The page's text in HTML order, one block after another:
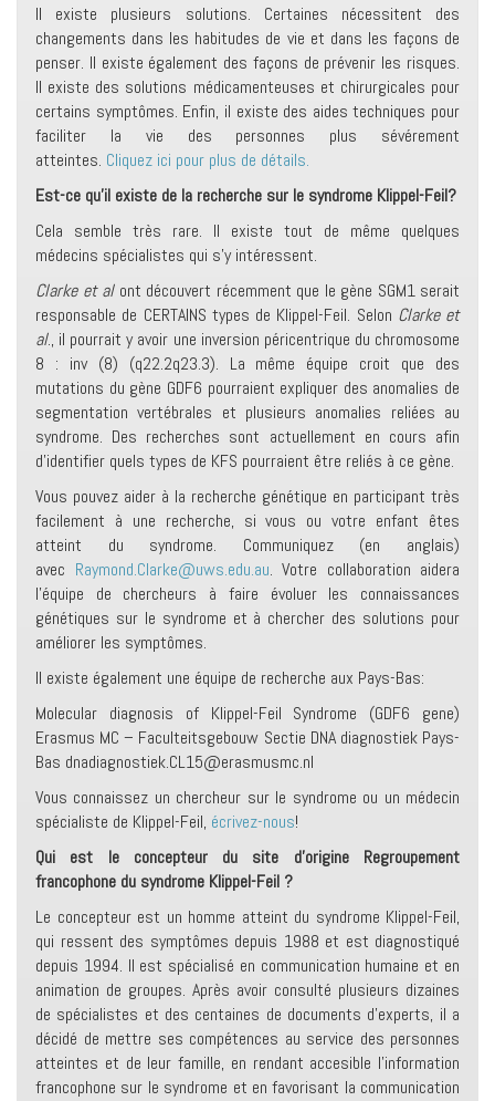
Il existe plusieurs solutions. Certaines nécessitent des
changements dans les habitudes de vie et dans les façons de
penser. Il existe également des façons de prévenir les risques.
Il existe des solutions médicamenteuses et chirurgicales pour
certains symptômes. Enfin, il existe des aides techniques pour
faciliter la vie des personnes plus sévérement
atteintes. Cliquez ici pour plus de détails.
Est-ce qu’il existe de la recherche sur le syndrome Klippel-Feil?
Cela semble très rare. Il existe tout de même quelques
médecins spécialistes qui s’y intéressent.
Clarke et alont découvert récemment que le gène SGM1 serait
responsable de CERTAINS types de Klippel-Feil. Selon Clarke et
al., il pourrait y avoir une inversion péricentrique du chromosome
8 : inv (8) (q22.2q23.3). La même équipe croit que des
mutations du gène GDF6 pourraient expliquer des anomalies de
segmentation vertébrales et plusieurs anomalies reliées au
syndrome. Des recherches sont actuellement en cours afin
d’identifier quels types de KFS pourraient être reliés à ce gène.
Vous pouvez aider à la recherche génétique en participant très
facilement à une recherche, si vous ou votre enfant êtes
atteint du syndrome. Communiquez (en anglais)
avec Raymond.Clarke@uws.edu.au. Votre collaboration aidera
l’équipe de chercheurs à faire évoluer les connaissances
génétiques sur le syndrome et à chercher des solutions pour
améliorer les symptômes.
Il existe également une équipe de recherche aux Pays-Bas:
Molecular diagnosis of Klippel-Feil Syndrome (GDF6 gene)
Erasmus MC – Faculteitsgebouw Sectie DNA diagnostiek Pays-
Bas dnadiagnostiek.CL15@erasmusmc.nl
Vous connaissez un chercheur sur le syndrome ou un médecin
spécialiste de Klippel-Feil, écrivez-nous!
Qui est le concepteur du site d’origine Regroupement
francophone du syndrome Klippel-Feil ?
Le concepteur est un homme atteint du syndrome Klippel-Feil,
qui ressent des symptômes depuis 1988 et est diagnostiqué
depuis 1994. Il est spécialisé en communication humaine et en
animation de groupes. Après avoir consulté plusieurs dizaines
de spécialistes et des centaines de documents d’experts, il a
décidé de mettre ses compétences au service des personnes
atteintes et de leur famille, en rendant accesible l’information
francophone sur le syndrome et en favorisant la communication